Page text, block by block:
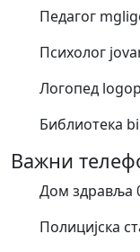
Педагог
Психолог
Логопед
Библиотека
Важни
Дом здравља
Полицијска